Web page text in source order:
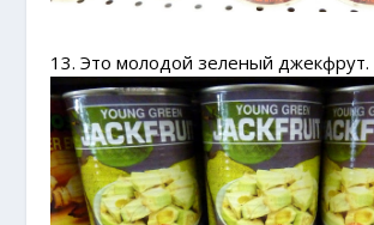
13. Это молодой зеленый джекфрут.